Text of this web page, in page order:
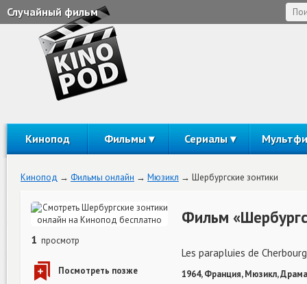
Случайный фильм
Кинопод Фильмы Сериалы
Кинопод Фильмы онлайн Мюзикл Шербургские зонтики
1 просмотр
Фильм
Les parapluies de Cherbourg
1964, Франция, Мюзикл,